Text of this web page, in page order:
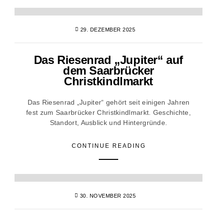
29. DEZEMBER 2025
Das Riesenrad „Jupiter“ auf
dem Saarbrücker
Christkindlmarkt
Das Riesenrad „Jupiter“ gehört seit einigen Jahren
fest zum Saarbrücker Christkindlmarkt. Geschichte,
Standort, Ausblick und Hintergründe.
CONTINUE READING
30. NOVEMBER 2025